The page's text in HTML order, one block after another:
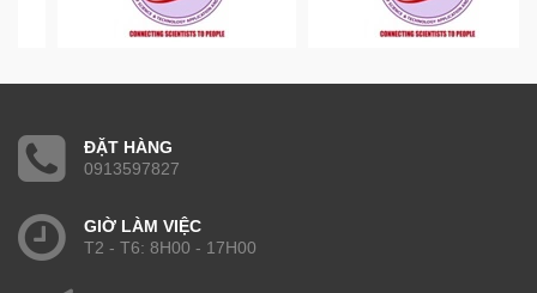
ĐẶT HÀNG
0913597827
GIỜ LÀM VIỆC
T2 - T6: 8H00 - 17H00